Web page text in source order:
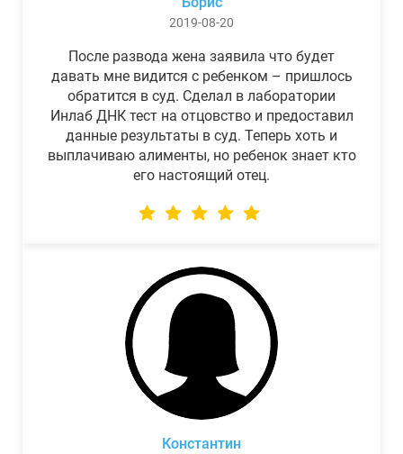
2019-08-20
После развода жена заявила что будет
давать мне видится с ребенком – пришлось
обратится в суд. Сделал в лаборатории
Инлаб ДНК тест на отцовство и предоставил
данные результаты в суд. Теперь хоть и
выплачиваю алименты, но ребенок знает кто
его настоящий отец.
Константин